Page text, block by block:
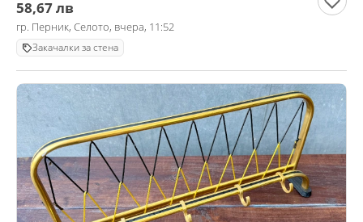
58,67 лв
гр. Перник, Селото, вчера, 11:52
Закачалки за стена